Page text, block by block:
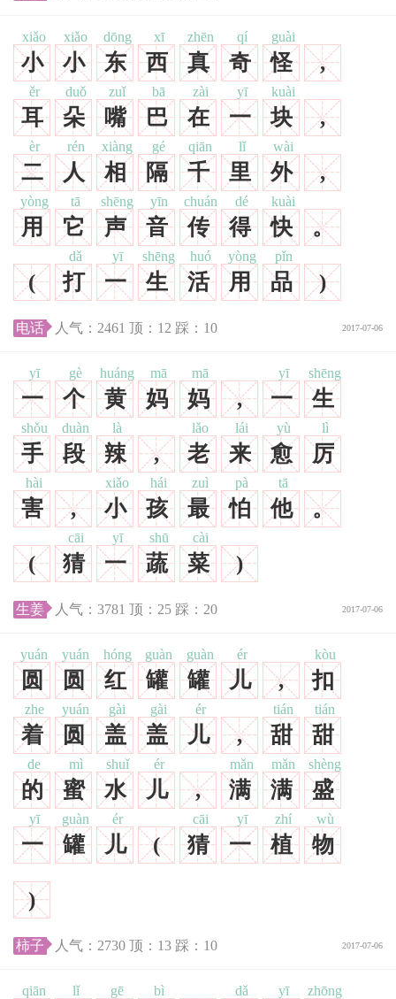
小
xiǎo
小
xiǎo
东
dōng
西
xī
真
zhēn
奇
qí
怪
guài
,
耳
ěr
朵
duǒ
嘴
zuǐ
巴
bā
在
zài
一
yī
块
kuài
,
二
èr
人
rén
相
xiàng
隔
gé
千
qiān
里
lǐ
外
wài
,
用
yòng
它
tā
声
shēng
音
yīn
传
chuán
得
dé
快
kuài
。
( 打
dǎ
一
yī
生
shēng
活
huó
用
yòng
品
pǐn
)
2017-07-06
电话 人气： 2461 顶： 12 踩： 10
一
yī
个
gè
黄
huáng
妈
mā
妈
mā
, 一
yī
生
shēng
手
shǒu
段
duàn
辣
là
, 老
lǎo
来
lái
愈
yù
厉
lì
害
hài
, 小
xiǎo
孩
hái
最
zuì
怕
pà
他
tā
。
( 猜
cāi
一
yī
蔬
shū
菜
cài
)
2017-07-06
生姜 人气： 3781 顶： 25 踩： 20
圆
yuán
圆
yuán
红
hóng
罐
guàn
罐
guàn
儿
ér
, 扣
kòu
着
zhe
圆
yuán
盖
gài
盖
gài
儿
ér
, 甜
tián
甜
tián
的
de
蜜
mì
水
shuǐ
儿
ér
, 满
mǎn
满
mǎn
盛
shèng
一
yī
罐
guàn
儿
ér
( 猜
cāi
一
yī
植
zhí
物
wù
)
2017-07-06
柿子 人气： 2730 顶： 13 踩： 10
qiān lǐ gē bì dǎ yī zhōng